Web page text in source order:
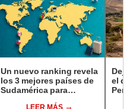
Un nuevo ranking revela
los 3 mejores países de
Sudamérica para
LEER MÁS
Dejó
el